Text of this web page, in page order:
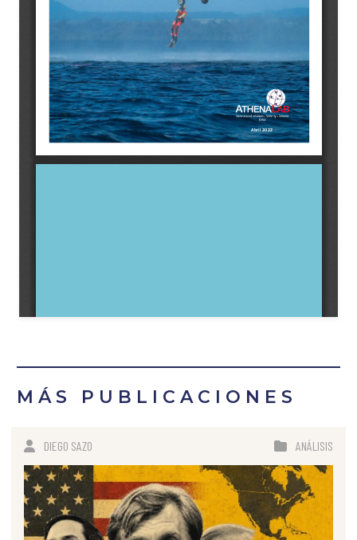
MÁS PUBLICACIONES
DIEGO SAZO ANÁLISIS